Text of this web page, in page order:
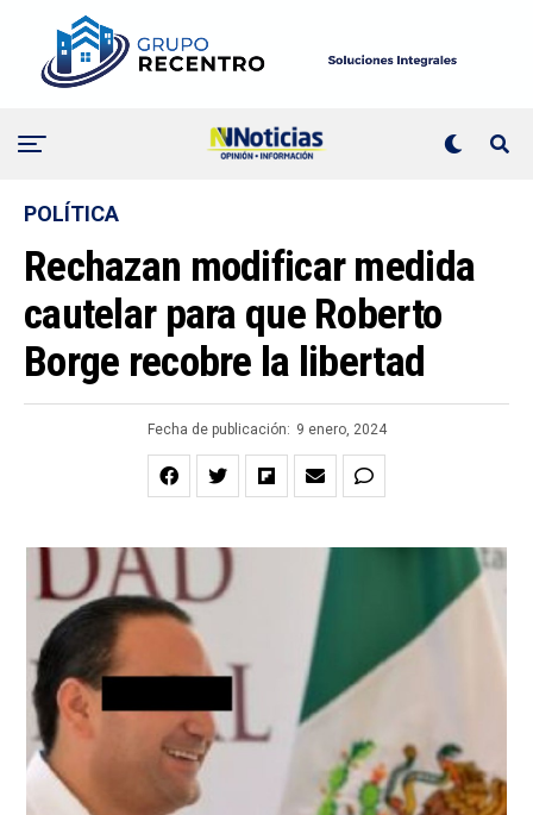
POLÍTICA
Rechazan modificar medida
cautelar para que Roberto
Borge recobre la libertad
Fecha de publicación: 9 enero, 2024